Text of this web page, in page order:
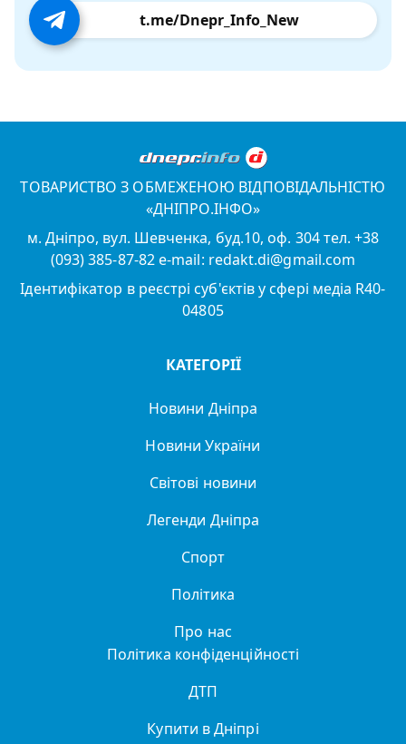
t.me/Dnepr_Info_New
ТОВАРИСТВО З ОБМЕЖЕНОЮ ВІДПОВІДАЛЬНІСТЮ
«ДНІПРО.ІНФО»
м. Дніпро, вул. Шевченка, буд.10, оф. 304 тел. +38
(093) 385-87-82 e-mail: redakt.di@gmail.com
Ідентифікатор в реєстрі суб'єктів у сфері медіа R40-
04805
КАТЕГОРІЇ
Новини Дніпра
Новини України
Світові новини
Легенди Дніпра
Спорт
Політика
Про нас
Політика конфіденційності
ДТП
Купити в Дніпрі